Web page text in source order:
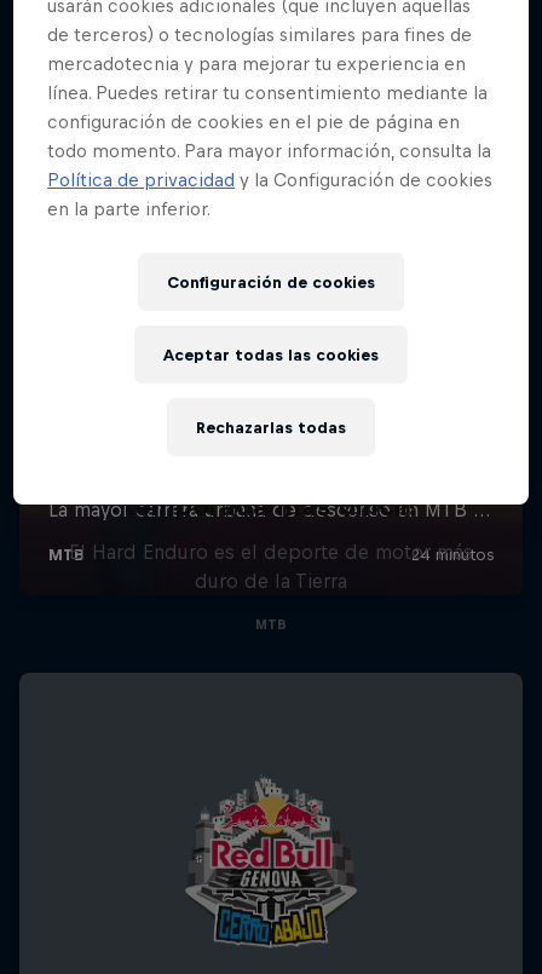
temporada más difícil?
El Hard Enduro es el deporte de motor más
duro de la Tierra
MTB
usarán cookies adicionales (que incluyen aquellas
de terceros) o tecnologías similares para fines de
mercadotecnia y para mejorar tu experiencia en
línea. Puedes retirar tu consentimiento mediante la
configuración de cookies en el pie de página en
todo momento. Para mayor información, consulta la
Política de privacidad y la Configuración de cookies
en la parte inferior.
Configuración de cookies
Rechazarlas todas
Aceptar todas las cookies